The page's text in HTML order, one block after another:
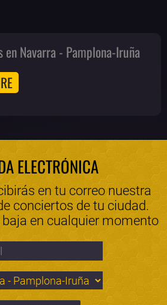
en Navarra - Pamplona-Iruña
ELECTRÓNICA
en tu correo nuestra
conciertos de tu ciudad.
baja en cualquier momento